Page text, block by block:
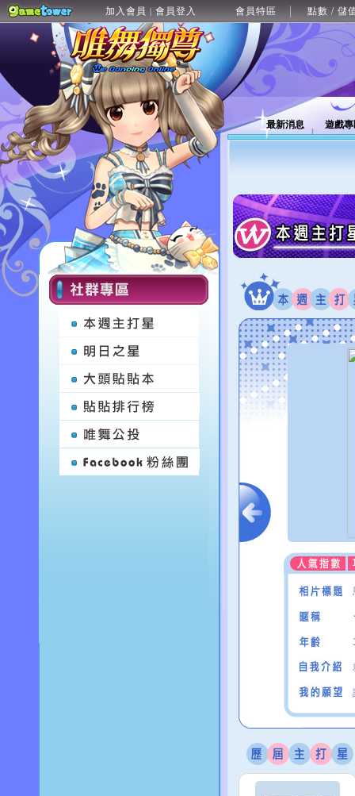
加入會員 | 會員登入 會員特區 點數 / 儲
最新消息 遊戲